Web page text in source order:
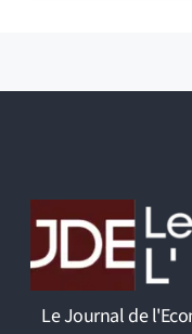
Le Journal de